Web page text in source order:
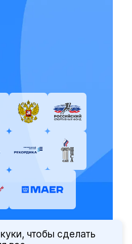
России,
чтобы сделать